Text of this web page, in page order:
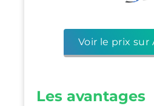
Voir le prix sur
Les avantages